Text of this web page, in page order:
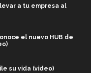
a tu empresa al
el nuevo HUB de
su vida (video)